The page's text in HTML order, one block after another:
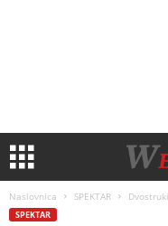
Naslovnica SPEKTAR
SPEKTAR